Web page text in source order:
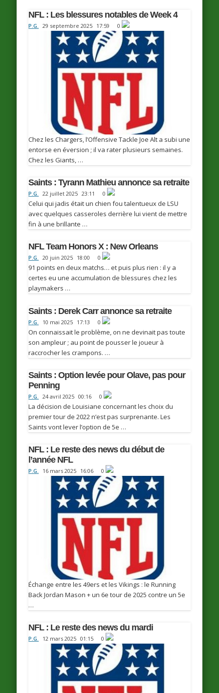
NFL : Les blessures notables de Week 4
P.G. 29 septembre 2025 17:59 0
Chez les Chargers, l’Offensive Tackle Joe Alt a subi une
entorse en éversion ; il va rater plusieurs semaines.
Chez les Giants, …
Saints : Tyrann Mathieu annonce sa retraite
P.G. 22 juillet 2025 23:11 0
Celui qui jadis était un chien fou talentueux de LSU
avec quelques casseroles derrière lui vient de mettre
fin à une brillante …
NFL Team Honors X : New Orleans
P.G. 20 juin 2025 18:00 0
91 points en deux matchs… et puis plus rien : il y a
certes eu une accumulation de blessures chez les
playmakers …
Saints : Derek Carr annonce sa retraite
P.G. 10 mai 2025 17:13 0
On connaissait le problème, on ne devinait pas toute
son ampleur ; au point de pousser le joueur à
raccrocher les crampons. …
Saints : Option levée pour Olave, pas pour
Penning
P.G. 24 avril 2025 00:16 0
La décision de Louisiane concernant les choix du
premier tour de 2022 n’est pas surprenante. Les
Saints vont lever l’option de 5e …
NFL : Le reste des news du début de
l’année NFL
P.G. 16 mars 2025 16:06 0
Échange entre les 49ers et les Vikings : le Running
Back Jordan Mason + un 6e tour de 2025 contre un 5e
…
NFL : Le reste des news du mardi
P.G. 12 mars 2025 01:15 0